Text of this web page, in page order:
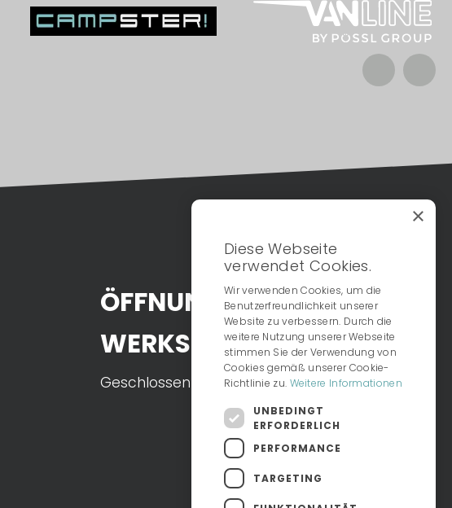
ÖFFNUNGSZEITEN
WERKSTATT
Geschlossen
×
Diese Webseite
verwendet Cookies.
Wir verwenden Cookies, um die
Benutzerfreundlichkeit unserer
Website zu verbessern. Durch die
weitere Nutzung unserer Webseite
stimmen Sie der Verwendung von
Cookies gemäß unserer Cookie-
Richtlinie zu. Weitere Informationen
UNBEDINGT
ERFORDERLICH
PERFORMANCE
TARGETING